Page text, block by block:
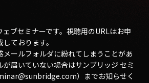
ブセミナーです。視聴用のURLはお申
ております。
ールフォルダに紛れてしまうことがあ
が届いていない場合はサンブリッジ セミ
）までお知らせく